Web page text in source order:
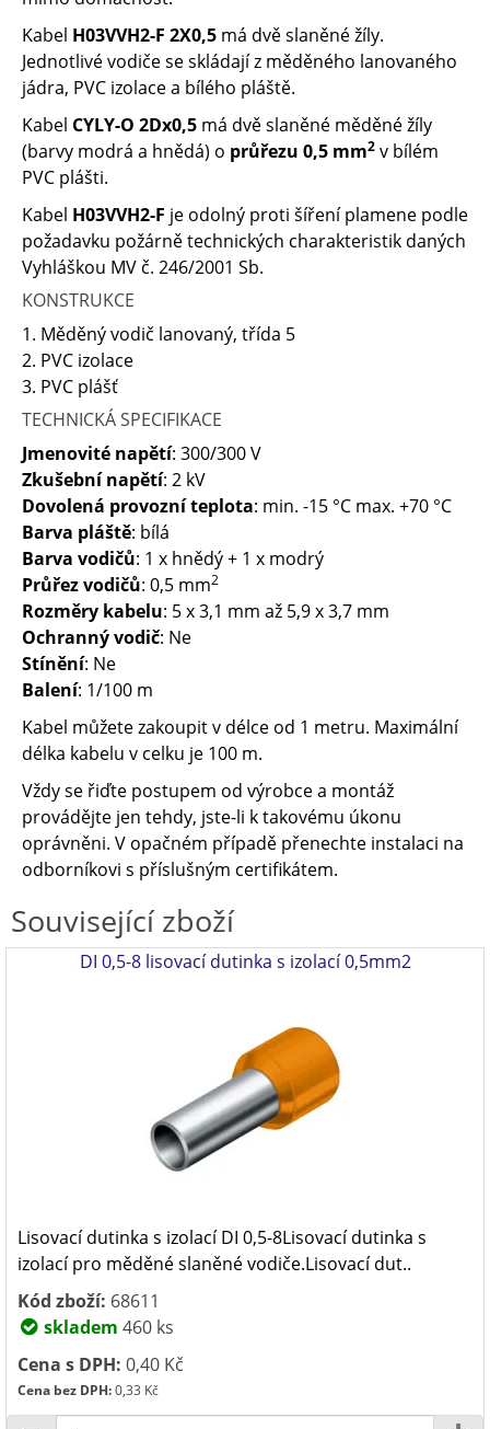
Kabel H03VVH2-F 2X0,5 má dvě slaněné žíly.
Jednotlivé vodiče se skládají z měděného lanovaného
jádra, PVC izolace a bílého pláště.
Kabel CYLY-O 2Dx0,5 má dvě slaněné měděné žíly
(barvy modrá a hnědá) o průřezu 0,5 mm2 v bílém
PVC plášti.
Kabel H03VVH2-F je odolný proti šíření plamene podle
požadavku požárně technických charakteristik daných
Vyhláškou MV č. 246/2001 Sb.
KONSTRUKCE
1. Měděný vodič lanovaný, třída 5
2. PVC izolace
3. PVC plášť
TECHNICKÁ SPECIFIKACE
Jmenovité napětí: 300/300 V
Zkušební napětí: 2 kV
Dovolená provozní teplota: min. -15 °C max. +70 °C
Barva pláště: bílá
Barva vodičů: 1 x hnědý + 1 x modrý
Průřez vodičů: 0,5 mm2
Rozměry kabelu: 5 x 3,1 mm až 5,9 x 3,7 mm
Ochranný vodič: Ne
Stínění: Ne
Balení: 1/100 m
Kabel můžete zakoupit v délce od 1 metru. Maximální
délka kabelu v celku je 100 m.
Vždy se řiďte postupem od výrobce a montáž
provádějte jen tehdy, jste-li k takovému úkonu
oprávněni. V opačném případě přenechte instalaci na
odborníkovi s příslušným certifikátem.
Související zboží
DI 0,5-8 lisovací dutinka s izolací 0,5mm2
Lisovací dutinka s izolací DI 0,5-8Lisovací dutinka s
izolací pro měděné slaněné vodiče.Lisovací dut..
Kód zboží: 68611
skladem 460 ks
Cena s DPH: 0,40 Kč
Cena bez DPH:0,33 Kč